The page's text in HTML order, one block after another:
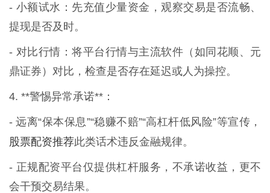
- 小额试水：先充值少量资金，观察交易是否流畅、
提现是否及时。
- 对比行情：将平台行情与主流软件（如同花顺、元
鼎证券）对比，检查是否存在延迟或人为操控。
4. **警惕异常承诺**：
- 远离“保本保息”“稳赚不赔”“高杠杆低风险”等宣传，
股票配资推荐此类话术违反金融规律。
- 正规配资平台仅提供杠杆服务，不承诺收益，更不
会干预交易结果。